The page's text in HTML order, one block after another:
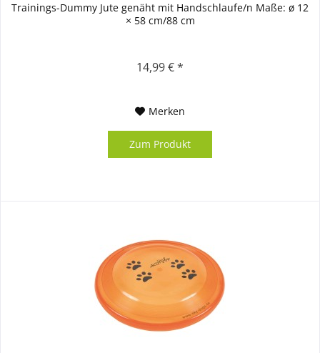
Trainings-Dummy Jute genäht mit Handschlaufe/n Maße: ø 12
× 58 cm/88 cm
14,99 € *
Merken
Zum Produkt